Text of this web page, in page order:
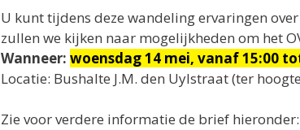
U kunt tijdens deze wandeling ervaringen
zullen we kijken naar mogelijkheden om het
Wanneer: woensdag 14 mei, vanaf 15:00
Locatie: Bushalte J.M. den Uylstraat (ter
Zie voor verdere informatie de brief hieronder: